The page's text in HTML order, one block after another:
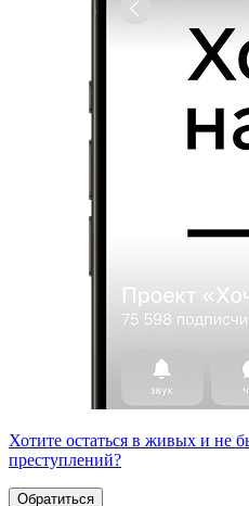
Хотите остаться в живых и не
преступлений?
Обратиться